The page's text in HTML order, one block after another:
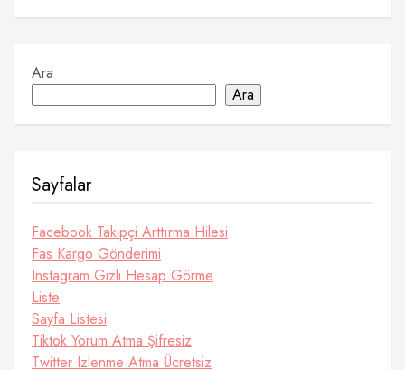
Ara
Ara
Sayfalar
Facebook Takipçi Arttırma Hilesi
Fas Kargo Gönderimi
Instagram Gizli Hesap Görme
Liste
Sayfa Listesi
Tiktok Yorum Atma Şifresiz
Twitter Izlenme Atma Ücretsiz